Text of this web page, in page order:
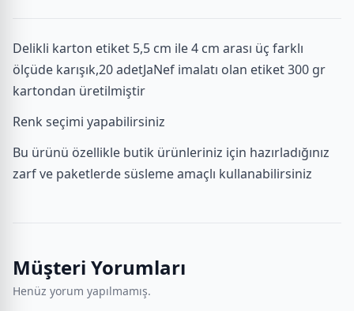
Delikli karton etiket 5,5 cm ile 4 cm arası üç farklı
ölçüde karışık,20 adetJaNef imalatı olan etiket 300 gr
kartondan üretilmiştir
Renk seçimi yapabilirsiniz
Bu ürünü özellikle butik ürünleriniz için hazırladığınız
zarf ve paketlerde süsleme amaçlı kullanabilirsiniz
Müşteri Yorumları
Henüz yorum yapılmamış.